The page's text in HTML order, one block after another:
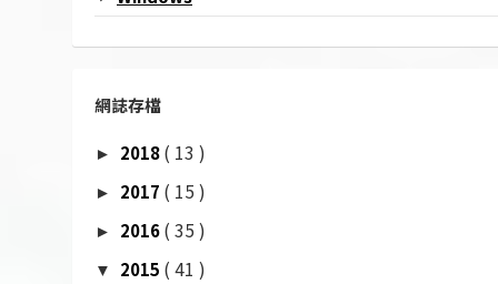
網誌存檔
► 2018( 13 )
► 2017 ( 15 )
► 2016( 35 )
▼ 2015 ( 41 )